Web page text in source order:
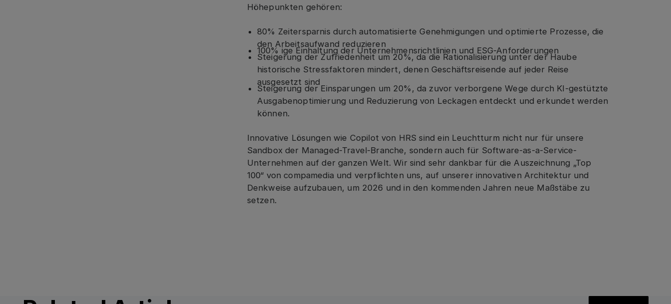
Höhepunkten gehören:
80% Zeitersparnis durch automatisierte Genehmigungen und optimierte Prozesse, die
den Arbeitsaufwand reduzieren
100% ige Einhaltung der Unternehmensrichtlinien und ESG-Anforderungen
Steigerung der Zufriedenheit um 20%, da die Rationalisierung unter der Haube
historische Stressfaktoren mindert, denen Geschäftsreisende auf jeder Reise
ausgesetzt sind
Steigerung der Einsparungen um 20%, da zuvor verborgene Wege durch KI-gestützte
Ausgabenoptimierung und Reduzierung von Leckagen entdeckt und erkundet werden
können.
Innovative Lösungen wie Copilot von HRS sind ein Leuchtturm nicht nur für unsere
Sandbox der Managed-Travel-Branche, sondern auch für Software-as-a-Service-
Unternehmen auf der ganzen Welt. Wir sind sehr dankbar für die Auszeichnung „Top
100“ von compamedia und verpflichten uns, auf unserer innovativen Architektur und
Denkweise aufzubauen, um 2026 und in den kommenden Jahren neue Maßstäbe zu
setzen.